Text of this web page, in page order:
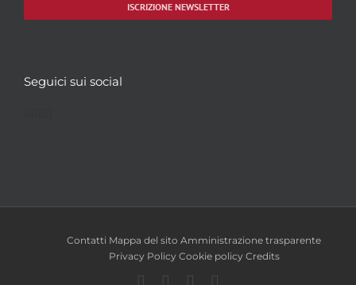
ISCRIZIONE NEWSLETTER
Seguici sui social
Contatti Mappa del sito Amministrazione trasparente
Privacy Policy Cookie policy Credits
Facebook
TwitterYouTube